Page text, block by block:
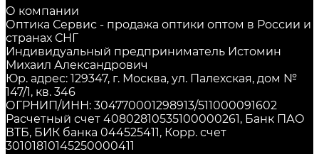
О компании
Оптика Сервис - продажа оптики оптом в России и
странах СНГ
Индивидуальный предприниматель Истомин
Михаил Александрович
Юр. адрес: 129347, г. Москва, ул. Палехская, дом №
147/1, кв. 346
ОГРНИП/ИНН: 304770001298913/511000091602
Расчетный счет 40802810535100000261, Банк ПАО
ВТБ, БИК банка 044525411, Корр. счет
30101810145250000411